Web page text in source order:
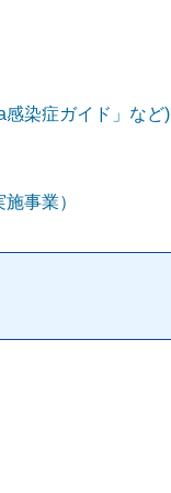
感染症ガイド」など)
事業）